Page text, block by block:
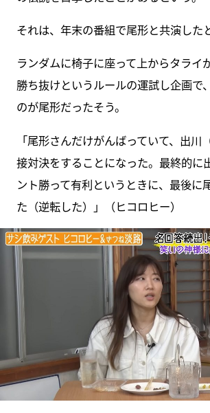
それは、年末の番組で尾形と共演した
ランダムに椅子に座って上からタライ
勝ち抜けというルールの運試し企画で
のが尾形だったそう。
「尾形さんだけがんばっていて、出川
接対決をすることになった。最終的に
ント勝って有利というときに、最後に
た（逆転した）」（ヒコロヒー）